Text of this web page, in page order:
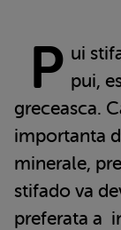
P ui
pui,
greceasca.
importanta
minerale,
stifado va
preferata a